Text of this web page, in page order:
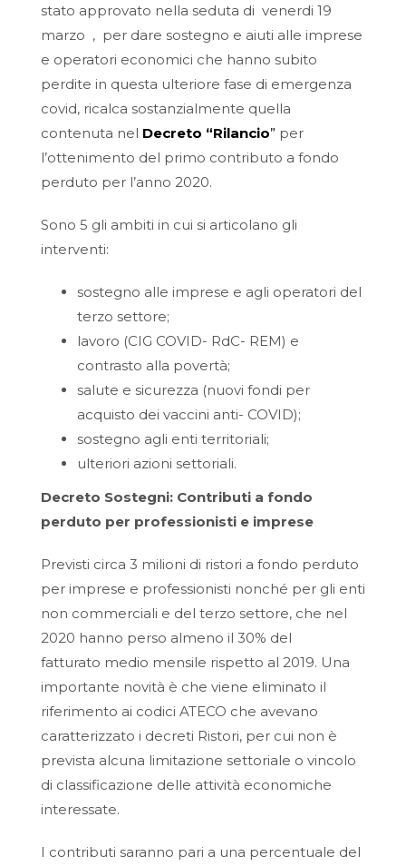
stato approvato nella seduta di venerdi 19
marzo , per dare sostegno e aiuti alle imprese
e operatori economici che hanno subito
perdite in questa ulteriore fase di emergenza
covid, ricalca sostanzialmente quella
contenuta nel Decreto “Rilancio” per
l’ottenimento del primo contributo a fondo
perduto per l’anno 2020.
Sono 5 gli ambiti in cui si articolano gli
interventi:
sostegno alle imprese e agli operatori del
terzo settore;
lavoro (CIG COVID- RdC- REM) e
contrasto alla povertà;
salute e sicurezza (nuovi fondi per
acquisto dei vaccini anti- COVID);
sostegno agli enti territoriali;
ulteriori azioni settoriali.
Decreto Sostegni: Contributi a fondo
perduto per professionisti e imprese
Previsti circa 3 milioni di ristori a fondo perduto
per imprese e professionisti nonché per gli enti
non commerciali e del terzo settore, che nel
2020 hanno perso almeno il 30% del
fatturato medio mensile rispetto al 2019. Una
importante novità è che viene eliminato il
riferimento ai codici ATECO che avevano
caratterizzato i decreti Ristori, per cui non è
prevista alcuna limitazione settoriale o vincolo
di classificazione delle attività economiche
interessate.
I contributi saranno pari a una percentuale del